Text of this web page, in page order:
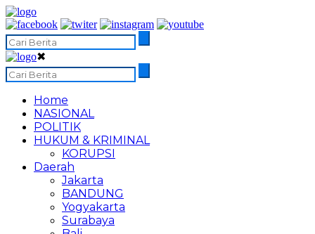
✖
Home
NASIONAL
POLITIK
HUKUM & KRIMINAL
KORUPSI
Daerah
Jakarta
BANDUNG
Yogyakarta
Surabaya